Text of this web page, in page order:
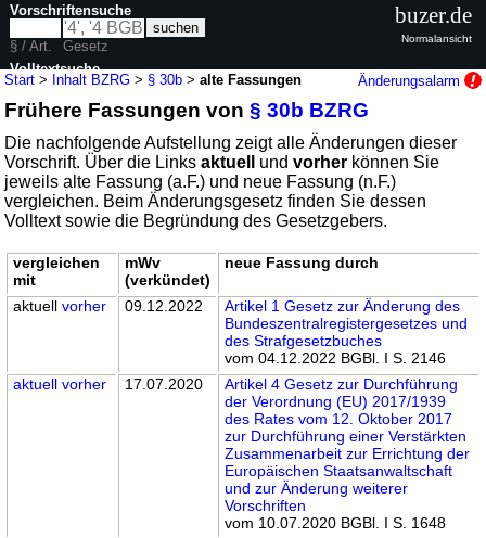
Start > Inhalt BZRG > § 30b >alte Fassungen Änderungsalarm
Frühere Fassungen von§ 30b BZRG
Die nachfolgende Aufstellung zeigt alle Änderungen dieser
Vorschrift. Über die Linksaktuell undvorher können Sie
jeweils alte Fassung (a.F.) und neue Fassung (n.F.)
vergleichen. Beim Änderungsgesetz finden Sie dessen
Volltext sowie die Begründung des Gesetzgebers.
vergleichen
mit
mWv
(verkündet)
neue Fassung durch
aktuellvorher 09.12.2022
Artikel 1 Gesetz zur Änderung des
Bundeszentralregistergesetzes und
des Strafgesetzbuches
vom 04.12.2022 BGBl. I S. 2146
aktuell vorher 17.07.2020
Artikel 4 Gesetz zur Durchführung
der Verordnung (EU) 2017/1939
des Rates vom 12. Oktober 2017
zur Durchführung einer Verstärkten
Zusammenarbeit zur Errichtung der
Europäischen Staatsanwaltschaft
und zur Änderung weiterer
Vorschriften
vom 10.07.2020 BGBl. I S. 1648
Vorschriftensuche
§ / Art.
Gesetz
Volltextsuche
nur in BZRG
buzer.de
Normalansicht